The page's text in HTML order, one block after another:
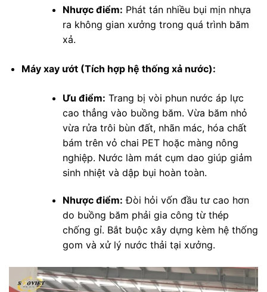
Nhược điểm: Phát tán nhiều bụi mịn nhựa
ra không gian xưởng trong quá trình băm
xả.
Máy xay ướt (Tích hợp hệ thống xả nước):
Ưu điểm: Trang bị vòi phun nước áp lực
cao thẳng vào buồng băm. Vừa băm nhỏ
vừa rửa trôi bùn đất, nhãn mác, hóa chất
bám trên vỏ chai PET hoặc màng nông
nghiệp. Nước làm mát cụm dao giúp giảm
sinh nhiệt và dập bụi hoàn toàn.
Nhược điểm: Đòi hỏi vốn đầu tư cao hơn
do buồng băm phải gia công từ thép
chống gỉ. Bắt buộc xây dựng kèm hệ thống
gom và xử lý nước thải tại xưởng.